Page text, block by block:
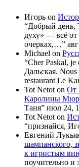
Игорь on
“Добрый день,
духу» — всё от
очерках,…”
Michael on
“Cher Paskal,
Дальская. Nous
restaurant Le
Tot Netot on От
Каролины
Таня” июл 24,
Tot Netot on
“признайся,
Евгений
шампанского,
к игристым
поучительно и